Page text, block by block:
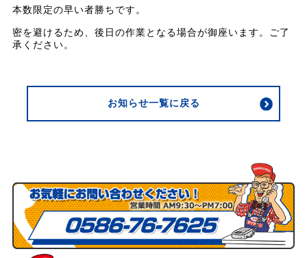
本数限定の早い者勝ちです。
密を避けるため、後日の作業となる場合が御座います。ご了
承ください。
お知らせ一覧に戻る